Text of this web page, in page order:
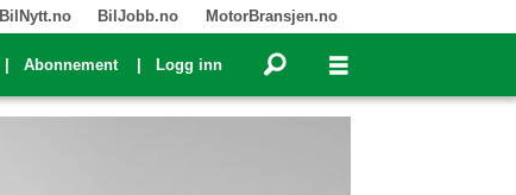
BilNytt.no BilJobb.no MotorBransjen.no
Abonnement Logg inn